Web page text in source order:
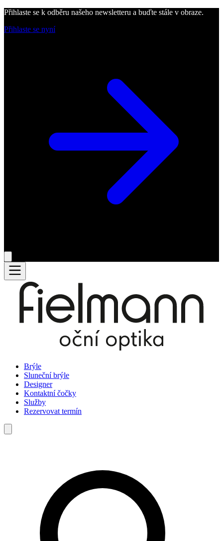
Přihlaste se k odběru našeho newsletteru a buďte stále v obraze.
Přihlaste se nyní
Brýle
Sluneční brýle
Designer
Kontaktní čočky
Služby
Rezervovat termín